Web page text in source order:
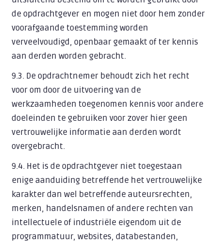
de opdrachtgever en mogen niet door hem zonder
voorafgaande toestemming worden
verveelvoudigd, openbaar gemaakt of ter kennis
aan derden worden gebracht.
9.3. De opdrachtnemer behoudt zich het recht
voor om door de uitvoering van de
werkzaamheden toegenomen kennis voor andere
doeleinden te gebruiken voor zover hier geen
vertrouwelijke informatie aan derden wordt
overgebracht.
9.4. Het is de opdrachtgever niet toegestaan
enige aanduiding betreffende het vertrouwelijke
karakter dan wel betreffende auteursrechten,
merken, handelsnamen of andere rechten van
intellectuele of industriële eigendom uit de
programmatuur, websites, databestanden,